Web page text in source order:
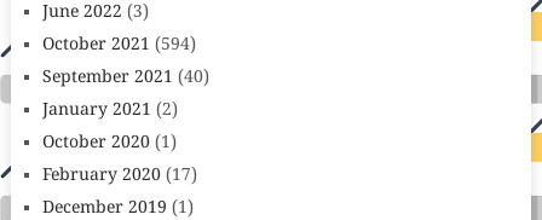
June 2022 (3)
October 2021 (594)
September 2021 (40)
January 2021 (2)
October 2020(1)
February 2020(17)
December 2019 (1)